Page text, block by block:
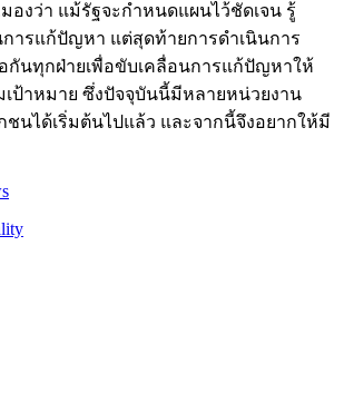
องว่า แม้รัฐจะกำหนดแผนไว้ชัดเจน รู้
ารแก้ปัญหา แต่สุดท้ายการดำเนินการ
กันทุกฝ่ายเพื่อขับเคลื่อนการแก้ปัญหาให้
เป้าหมาย ซึ่งปัจจุบันนี้มีหลายหน่วยงาน
ชนได้เริ่มต้นไปแล้ว และจากนี้จึงอยากให้มี